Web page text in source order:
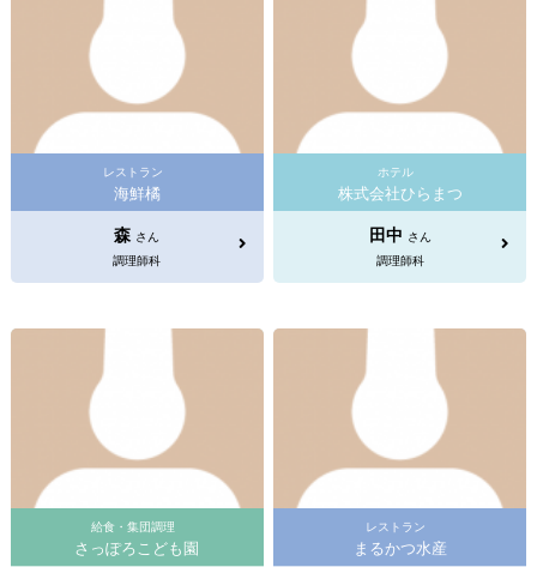
レストラン
海鮮橘
森 さん
調理師科
ホテル
株式会社ひらまつ
田中 さん
調理師科
給食・集団調理
さっぽろこども園
レストラン
まるかつ水産